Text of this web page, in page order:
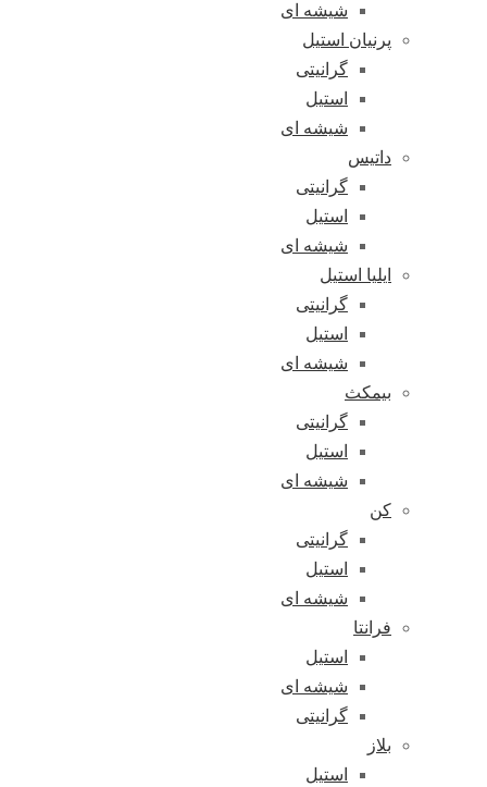
شیشه ای
پرنیان استیل
گرانیتی
استیل
شیشه ای
داتیس
گرانیتی
استیل
شیشه ای
ایلیا استیل
گرانیتی
استیل
شیشه ای
بیمکث
گرانیتی
استیل
شیشه ای
کن
گرانیتی
استیل
شیشه ای
فرانتا
استیل
شیشه ای
گرانیتی
بلاز
استیل